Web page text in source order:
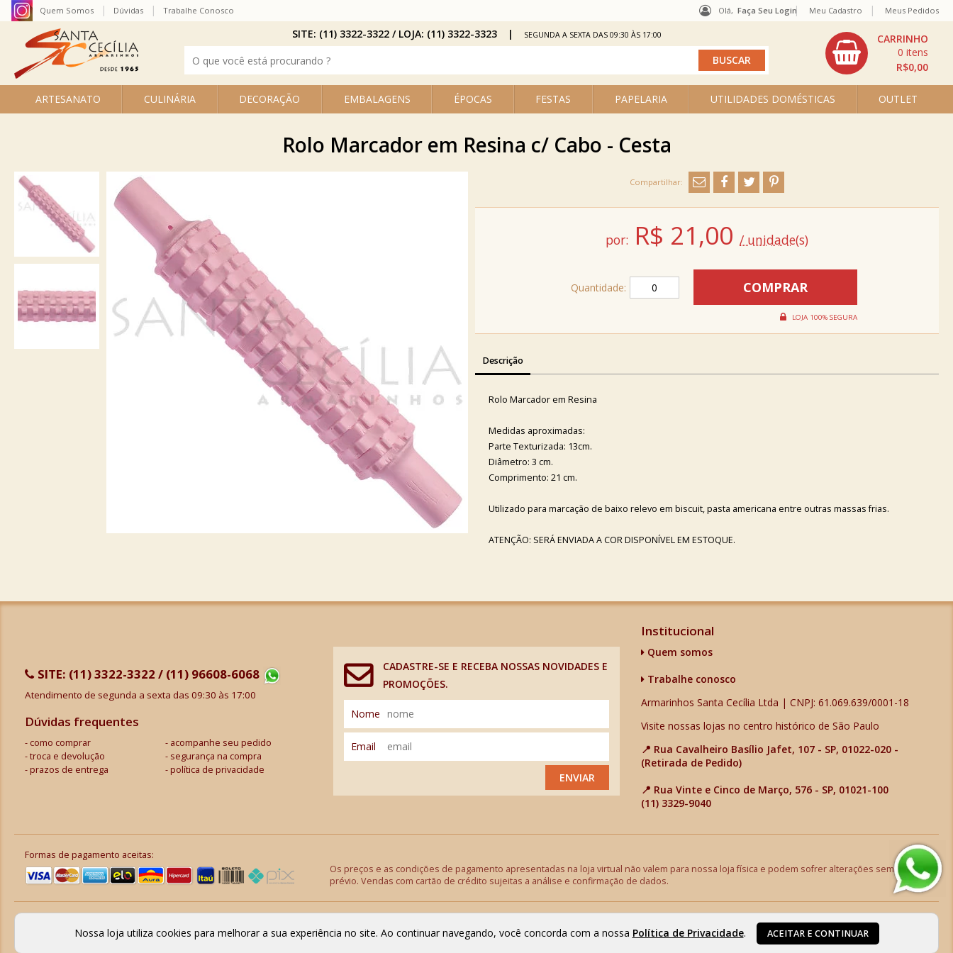
Olá, Faça Seu Login
ARTESANATO CULINÁRIA DECORAÇÃO EMBALAGENS ÉPOCAS FESTAS PAPELARIA UTILIDADES DOMÉSTICAS OUTLET
R$0,00
0
Quem Somos Dúvidas Trabalhe Conosco Meu Cadastro Meus Pedidos
SITE: (11) 3322-3322 / LOJA: (11) 3322-3323 SEGUNDA A SEXTA DAS 09:30 ÀS 17:00
Rolo Marcador em Resina c/ Cabo - Cesta
por: R$ 21,00 / unidade(s)
Quantidade:
Descrição
Rolo Marcador em Resina
Medidas aproximadas:
Parte Texturizada: 13cm.
Diâmetro: 3 cm.
Comprimento: 21 cm.
Utilizado para marcação de baixo relevo em biscuit, pasta americana entre outras massas frias.
ATENÇÃO: SERÁ ENVIADA A COR DISPONÍVEL EM ESTOQUE.
SITE: (11) 3322-3322 / (11) 96608-6068
Atendimento de segunda a sexta das 09:30 às 17:00
Dúvidas frequentes
como comprar
acompanhe seu pedido
troca e devolução
segurança na compra
prazos de entrega
política de privacidade
CADASTRE-SE E RECEBA NOSSAS NOVIDADES E
PROMOÇÕES.
Nome
Email
ENVIAR
Institucional
Quem somos
Trabalhe conosco
Armarinhos Santa Cecília Ltda | CNPJ: 61.069.639/0001-18
Visite nossas lojas no centro histórico de São Paulo
📍 Rua Cavalheiro Basílio Jafet, 107 - SP, 01022-020 -
(Retirada de Pedido)
📍 Rua Vinte e Cinco de Março, 576 - SP, 01021-100
(11) 3329-9040
Formas de pagamento aceitas:
Os preços e as condições de pagamento apresentadas na loja virtual não valem para nossa loja física e podem sofrer alterações sem aviso
prévio. Vendas com cartão de crédito sujeitas a análise e confirmação de dados.
Nossa loja utiliza cookies para melhorar a sua experiência no site. Ao continuar navegando, você concorda com a nossa Política de Privacidade. ACEITAR E CONTINUAR